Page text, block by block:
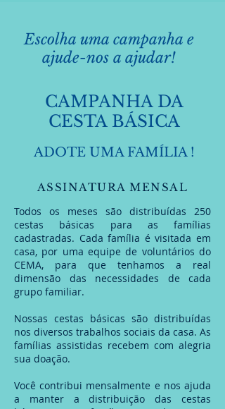
Escolha uma campanha e
ajude-nos a ajudar!
CAMPANHA DA
CESTA BÁSICA
ADOTE UMA FAMÍLIA !
ASSINATURA MENSAL
​Todos os meses são distribuídas 250
cestas básicas para as famílias
cadastradas. Cada família é visitada em
casa, por uma equipe de voluntários do
CEMA, para que tenhamos a real
dimensão das necessidades de cada
grupo familiar.
Nossas cestas básicas são distribuídas
nos diversos trabalhos sociais da casa. As
famílias assistidas recebem com alegria
sua doação.
Você contribui mensalmente e nos ajuda
a manter a distribuição das cestas